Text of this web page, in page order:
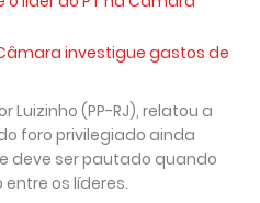
investigue gastos de
Luizinho (PP-RJ), relatou a
foro privilegiado ainda
deve ser pautado quando
os líderes.